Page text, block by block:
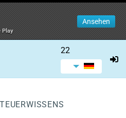
Play
Ansehen
22